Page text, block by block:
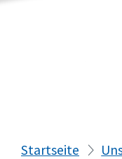
Startseite